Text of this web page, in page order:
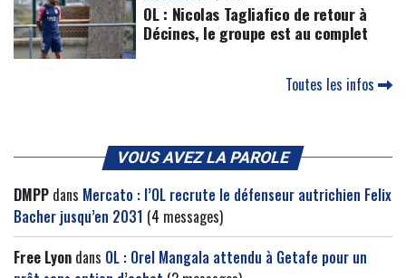
OL : Nicolas Tagliafico de retour à
Décines, le groupe est au complet
Toutes les infos
VOUS AVEZ LA PAROLE
DMPP dans Mercato : l’OL recrute le défenseur autrichien Felix
Bacher jusqu’en 2031 (4 messages)
Free Lyon dans OL : Orel Mangala attendu à Getafe pour un